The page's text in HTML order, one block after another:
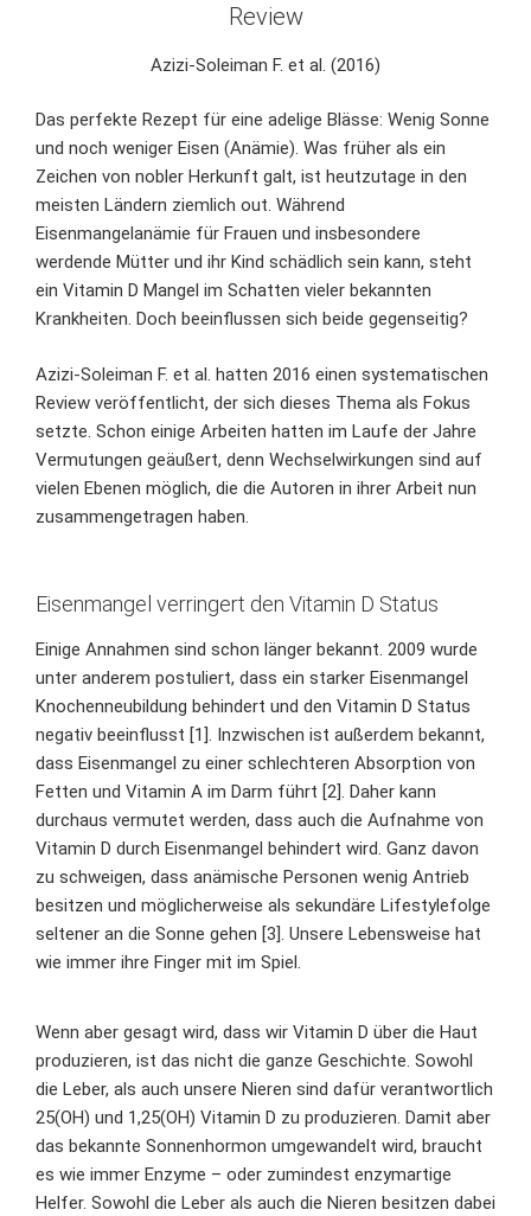
Review
Azizi-Soleiman F. et al. (2016)
Das perfekte Rezept für eine adelige Blässe: Wenig Sonne
und noch weniger Eisen (Anämie). Was früher als ein
Zeichen von nobler Herkunft galt, ist heutzutage in den
meisten Ländern ziemlich out. Während
Eisenmangelanämie für Frauen und insbesondere
werdende Mütter und ihr Kind schädlich sein kann, steht
ein Vitamin D Mangel im Schatten vieler bekannten
Krankheiten. Doch beeinflussen sich beide gegenseitig?
Azizi-Soleiman F. et al. hatten 2016 einen systematischen
Review veröffentlicht, der sich dieses Thema als Fokus
setzte. Schon einige Arbeiten hatten im Laufe der Jahre
Vermutungen geäußert, denn Wechselwirkungen sind auf
vielen Ebenen möglich, die die Autoren in ihrer Arbeit nun
zusammengetragen haben.
Eisenmangel verringert den Vitamin D Status
Einige Annahmen sind schon länger bekannt. 2009 wurde
unter anderem postuliert, dass ein starker Eisenmangel
Knochenneubildung behindert und den Vitamin D Status
negativ beeinflusst [1]. Inzwischen ist außerdem bekannt,
dass Eisenmangel zu einer schlechteren Absorption von
Fetten und Vitamin A im Darm führt [2]. Daher kann
durchaus vermutet werden, dass auch die Aufnahme von
Vitamin D durch Eisenmangel behindert wird. Ganz davon
zu schweigen, dass anämische Personen wenig Antrieb
besitzen und möglicherweise als sekundäre Lifestylefolge
seltener an die Sonne gehen [3]. Unsere Lebensweise hat
wie immer ihre Finger mit im Spiel.
Wenn aber gesagt wird, dass wir Vitamin D über die Haut
produzieren, ist das nicht die ganze Geschichte. Sowohl
die Leber, als auch unsere Nieren sind dafür verantwortlich
25(OH) und 1,25(OH) Vitamin D zu produzieren. Damit aber
das bekannte Sonnenhormon umgewandelt wird, braucht
es wie immer Enzyme – oder zumindest enzymartige
Helfer. Sowohl die Leber als auch die Nieren besitzen dabei